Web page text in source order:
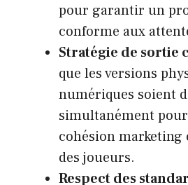
pour garantir un
conforme aux
Stratégie de sortie
que les versions
numériques soient
simultanément
cohésion marketing
des joueurs.
Respect des